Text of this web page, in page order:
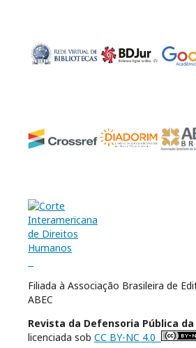
Filiada à Associação Brasileira de
ABEC
Revista da Defensoria Pública da
licenciada sob CC BY-NC 4.0